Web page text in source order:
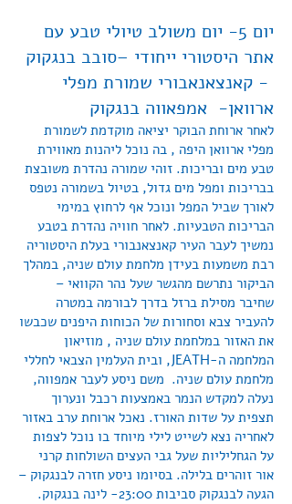
יום 5- יום משולב טיולי טבע עם
אתר היסטורי ייחודי –סובב בנגקוק
- קאנצאנאבורי שמורת מפלי
ארוואן- אמפאווה בנגקוק
לאחר ארוחת הבוקר יציאה מוקדמת לשמורת
מפלי ארוואן היפה , בה נוכל ליהנות מאווירת
טבע מים ובריכות. זוהי שמורה נהדרת משובצת
בבריכות ומפל מים גדול, בטיול בשמורה נטפס
לאורך שביל המפל ונוכל אף לרחוץ במימי
הבריכות הטבעיות. לאחר חוויה נהדרת בטבע
נמשיך לעבר העיר קאנצאנבורי בעלת היסטוריה
רבת משמעות בעידן מלחמת עולם שניה, במהלך
הביקור נתרשם מהגשר שעל נהר הקוואי –
שחיבר מסילת ברזל בדרך לבורמה במטרה
להעביר צבא וסחורות של הכוחות היפנים שכבשו
את האזור במלחמת עולם שניה , מוזיאון
המלחמה ה-JEATH, ובית העלמין הצבאי לחללי
מלחמת עולם שניה. משם ניסע לעבר אמפווה,
נעלה למקדש הנמר באמצעות רכבל ונערוך
תצפית על שדות האורז. נאכל ארוחת ערב באזור
לאחריה נצא לשייט לילי מיוחד בו נוכל לצפות
על הגחליליות שעל גבי העצים השולחות קרני
אור זוהרים בלילה. בסיומו ניסע חזרה לבנגקוק –
הגעה לבנגקוק סביבות 23:00- לינה בנגקוק.